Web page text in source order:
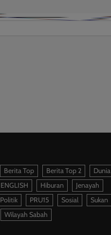
Berita Top Berita Top 2
Dunia
ENGLISH Hiburan
Jenayah
Politik PRU15 Sosial
Sukan
Wilayah Sabah